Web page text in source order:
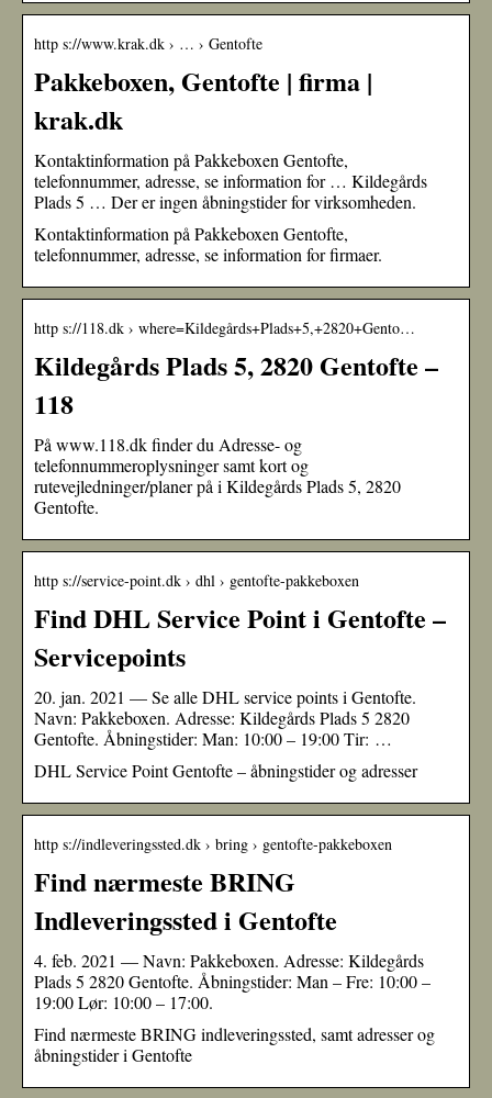
http s://www.krak.dk › … › Gentofte
Pakkeboxen, Gentofte | firma |
krak.dk
Kontaktinformation på Pakkeboxen Gentofte,
telefonnummer, adresse, se information for … Kildegårds
Plads 5 … Der er ingen åbningstider for virksomheden.
Kontaktinformation på Pakkeboxen Gentofte,
telefonnummer, adresse, se information for firmaer.
http s://118.dk › where=Kildegårds+Plads+5,+2820+Gento…
Kildegårds Plads 5, 2820 Gentofte –
118
På www.118.dk finder du Adresse- og
telefonnummeroplysninger samt kort og
rutevejledninger/planer på i Kildegårds Plads 5, 2820
Gentofte.
http s://service-point.dk › dhl › gentofte-pakkeboxen
Find DHL Service Point i Gentofte –
Servicepoints
20. jan. 2021 — Se alle DHL service points i Gentofte.
Navn: Pakkeboxen. Adresse: Kildegårds Plads 5 2820
Gentofte. Åbningstider: Man: 10:00 – 19:00 Tir: …
DHL Service Point Gentofte – åbningstider og adresser
http s://indleveringssted.dk › bring › gentofte-pakkeboxen
Find nærmeste BRING
Indleveringssted i Gentofte
4. feb. 2021 — Navn: Pakkeboxen. Adresse: Kildegårds
Plads 5 2820 Gentofte. Åbningstider: Man – Fre: 10:00 –
19:00 Lør: 10:00 – 17:00.
Find nærmeste BRING indleveringssted, samt adresser og
åbningstider i Gentofte